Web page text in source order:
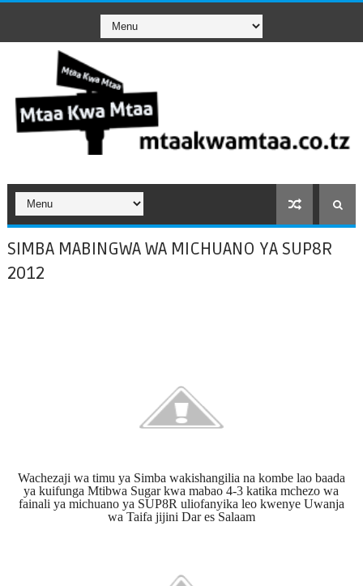
SIMBA MABINGWA WA MICHUANO YA SUP8R
2012
Wachezaji wa timu ya Simba wakishangilia na kombe lao baada
ya kuifunga Mtibwa Sugar kwa mabao 4-3 katika mchezo wa
fainali ya michuano ya SUP8R uliofanyika leo kwenye Uwanja
wa Taifa jijini Dar es Salaam